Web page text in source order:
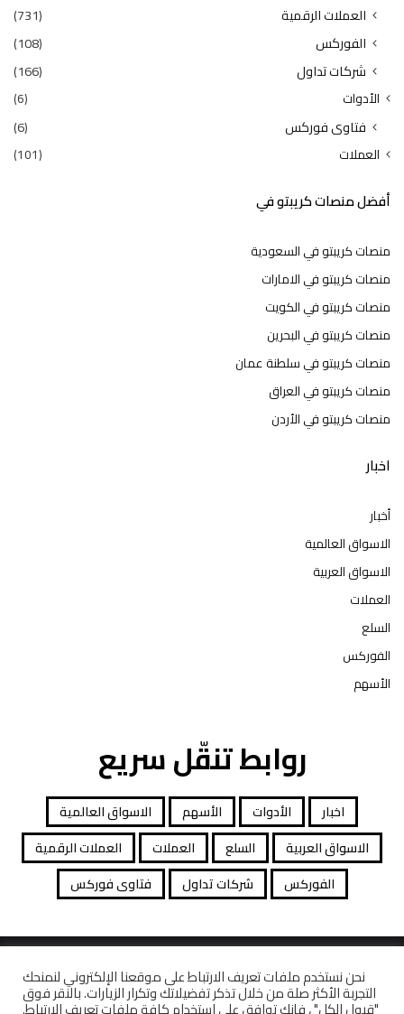
العملات الرقمية
(731)
الفوركس
(108)
شركات تداول
(166)
الأدوات (6)
فتاوى فوركس (6)
العملات (101)
أفضل منصات كريبتو في
منصات كريبتو في السعودية
منصات كريبتو في الامارات
منصات كريبتو في الكويت
منصات كريبتو في البحرين
منصات كريبتو في سلطنة عمان
منصات كريبتو في العراق
منصات كريبتو في الأردن
اخبار
أخبار
الاسواق العالمية
الاسواق العربية
العملات
السلع
الفوركس
الأسهم
روابط تنقّل سريع
اخبار الأدوات الأسهم
الاسواق العالمية
الاسواق العربية
السلع العملات
العملات الرقمية
الفوركس
شركات تداول فتاوى فوركس
جميع الحقوق محفوظة توصيات التداول © 2026
افصاح المخاطرة معاملات قانونية كاشف الشركات
نحن نستخدم ملفات تعريف الارتباط على موقعنا الإلكتروني لنمنحك
التجربة الأكثر صلة من خلال تذكر تفضيلاتك وتكرار الزيارات. بالنقر فوق
"قبول الكل" ، فإنك توافق على استخدام كافة ملفات تعريف الارتباط.